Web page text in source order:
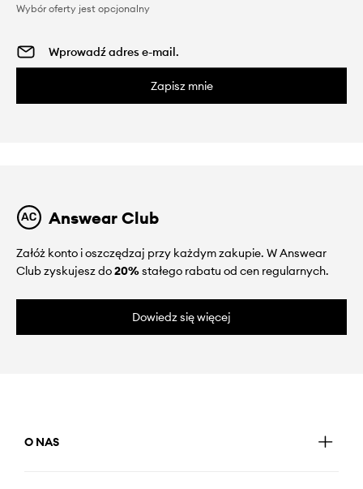
Wybór oferty jest opcjonalny
Zapisz mnie
Answear Club
Załóż konto i oszczędzaj przy każdym zakupie. W Answear
Club zyskujesz do20%stałego rabatu od cen regularnych.
Dowiedz się więcej
O NAS